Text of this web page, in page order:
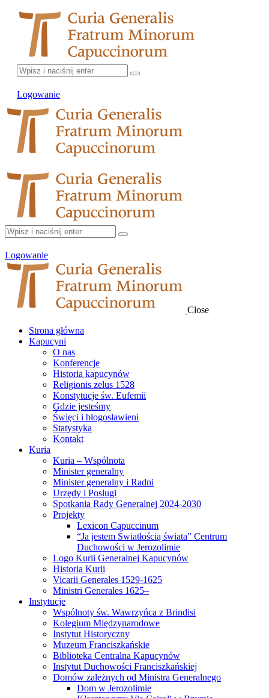
Logowanie
Logowanie
Close
Strona główna
Kapucyni
O nas
Konferencje
Historia kapucynów
Religionis zelus 1528
Konstytucje św. Eufemii
Gdzie jesteśmy
Święci i błogosławieni
Statystyka
Kontakt
Kuria
Kuria – Wspólnota
Minister generalny
Minister generalny i Radni
Urzędy i Posługi
Spotkania Rady Generalnej 2024-2030
Projekty
Lexicon Capuccinum
“Ja jestem Światłością świata” Centrum
Duchowości w Jerozolimie
Logo Kurii Generalnej Kapucynów
Historia Kurii
Vicarii Generales 1529-1625
Ministri Generales 1625–
Instytucje
Wspólnoty św. Wawrzyńca z Brindisi
Kolegium Międzynarodowe
Instytut Historyczny
Muzeum Franciszkańskie
Biblioteka Centralna Kapucynów
Instytut Duchowości Franciszkańskiej
Domów zależnych od Ministra Generalnego
Dom w Jerozolimie